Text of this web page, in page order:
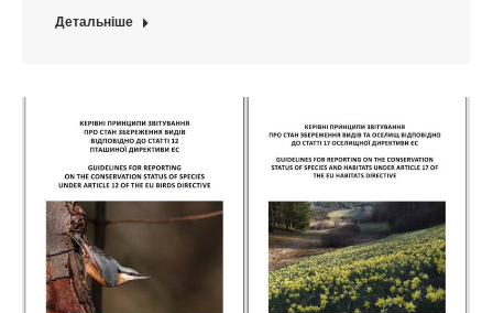
Детальніше